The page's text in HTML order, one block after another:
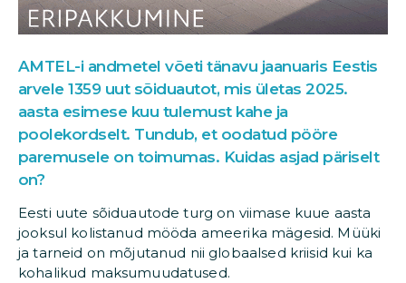
AMTEL-i andmetel võeti tänavu jaanuaris Eestis
arvele 1359 uut sõiduautot, mis ületas 2025.
aasta esimese kuu tulemust kahe ja
poolekordselt. Tundub, et oodatud pööre
paremusele on toimumas. Kuidas asjad päriselt
on?
Eesti uute sõiduautode turg on viimase kuue aasta
jooksul kolistanud mööda ameerika mägesid. Müüki
ja tarneid on mõjutanud nii globaalsed kriisid kui ka
kohalikud maksumuudatused.